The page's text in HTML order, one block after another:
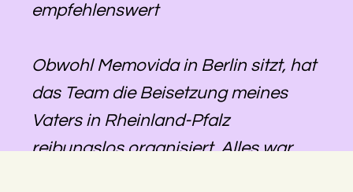
empfehlenswert
Obwohl Memovida in Berlin sitzt, hat
das Team die Beisetzung meines
Vaters in Rheinland-Pfalz
reibungslos organisiert. Alles war